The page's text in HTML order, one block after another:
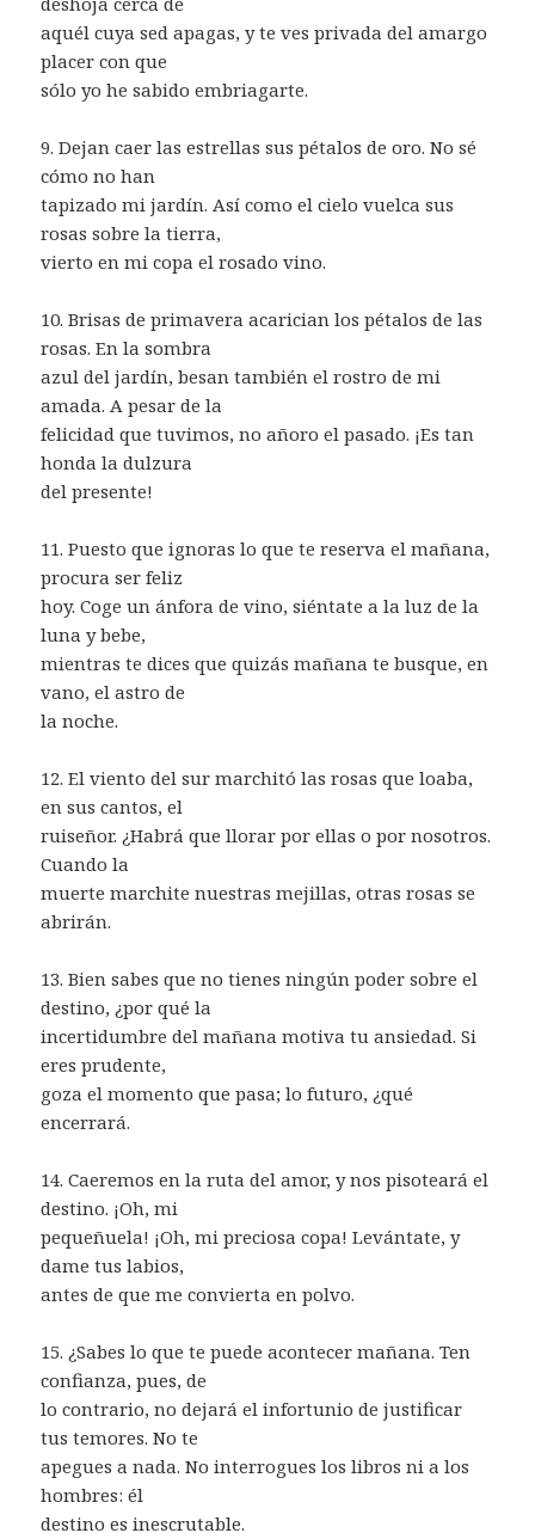
aquél cuya sed apagas, y te ves privada del amargo
placer con que
sólo yo he sabido embriagarte.
9. Dejan caer las estrellas sus pétalos de oro. No sé
cómo no han
tapizado mi jardín. Así como el cielo vuelca sus
rosas sobre la tierra,
vierto en mi copa el rosado vino.
10. Brisas de primavera acarician los pétalos de las
rosas. En la sombra
azul del jardín, besan también el rostro de mi
amada. A pesar de la
felicidad que tuvimos, no añoro el pasado. ¡Es tan
honda la dulzura
del presente!
11. Puesto que ignoras lo que te reserva el mañana,
procura ser feliz
hoy. Coge un ánfora de vino, siéntate a la luz de la
luna y bebe,
mientras te dices que quizás mañana te busque, en
vano, el astro de
la noche.
12. El viento del sur marchitó las rosas que loaba,
en sus cantos, el
ruiseñor. ¿Habrá que llorar por ellas o por nosotros.
Cuando la
muerte marchite nuestras mejillas, otras rosas se
abrirán.
13. Bien sabes que no tienes ningún poder sobre el
destino, ¿por qué la
incertidumbre del mañana motiva tu ansiedad. Si
eres prudente,
goza el momento que pasa; lo futuro, ¿qué
encerrará.
14. Caeremos en la ruta del amor, y nos pisoteará el
destino. ¡Oh, mi
pequeñuela! ¡Oh, mi preciosa copa! Levántate, y
dame tus labios,
antes de que me convierta en polvo.
15. ¿Sabes lo que te puede acontecer mañana. Ten
confianza, pues, de
lo contrario, no dejará el infortunio de justificar
tus temores. No te
apegues a nada. No interrogues los libros ni a los
hombres: él
destino es inescrutable.